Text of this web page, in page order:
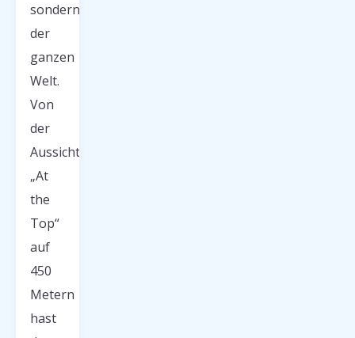
sondern
der
ganzen
Welt.
Von
der
Aussichtsplattform
„At
the
Top“
auf
450
Metern
hast